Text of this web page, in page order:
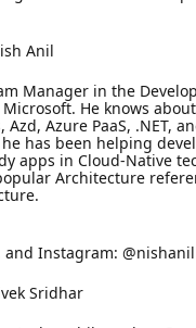
Anil
Manager in the
He knows
Azd, Azure PaaS, .NET,
has been helping
apps in Cloud-Native
Architecture
and Instagram: @nishanil
Sridhar